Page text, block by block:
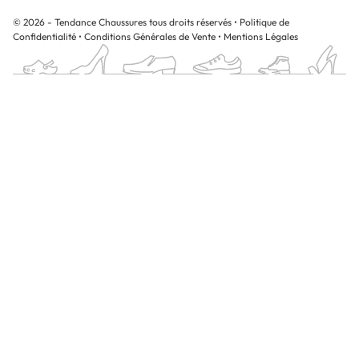
© 2026 - Tendance Chaussures tous droits réservés • Politique de
Confidentialité • Conditions Générales de Vente • Mentions Légales